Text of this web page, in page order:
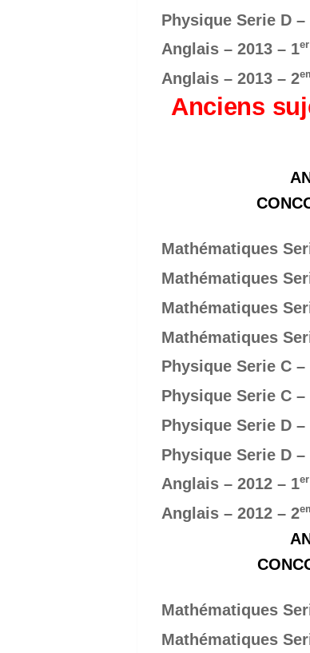
Physique Serie D –
Anglais – 2013 – 1er
Anglais – 2013 – 2
Anciens
Mathématiques
Mathématiques
Mathématiques
Mathématiques
Physique Serie C –
Physique Serie C –
Physique Serie D –
Physique Serie D –
Anglais – 2012 – 1er
Anglais – 2012 – 2
Mathématiques
Mathématiques